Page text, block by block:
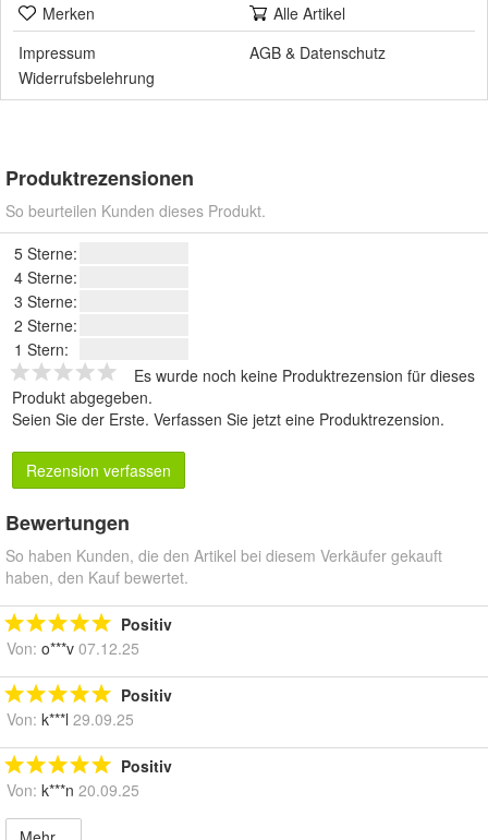
Merken
Alle Artikel
Impressum
AGB & Datenschutz
Widerrufsbelehrung
Produktrezensionen
So beurteilen Kunden dieses Produkt.
5 Sterne:
4 Sterne:
3 Sterne:
2 Sterne:
1 Stern:
Es wurde noch keine Produktrezension für dieses
Produkt abgegeben.
Seien Sie der Erste. Verfassen Sie jetzt eine Produktrezension.
Rezension verfassen
Bewertungen
So haben Kunden, die den Artikel bei diesem Verkäufer gekauft
haben, den Kauf bewertet.
Positiv
Von: o***v 07.12.25
Positiv
Von: k***l 29.09.25
Positiv
Von: k***n 20.09.25